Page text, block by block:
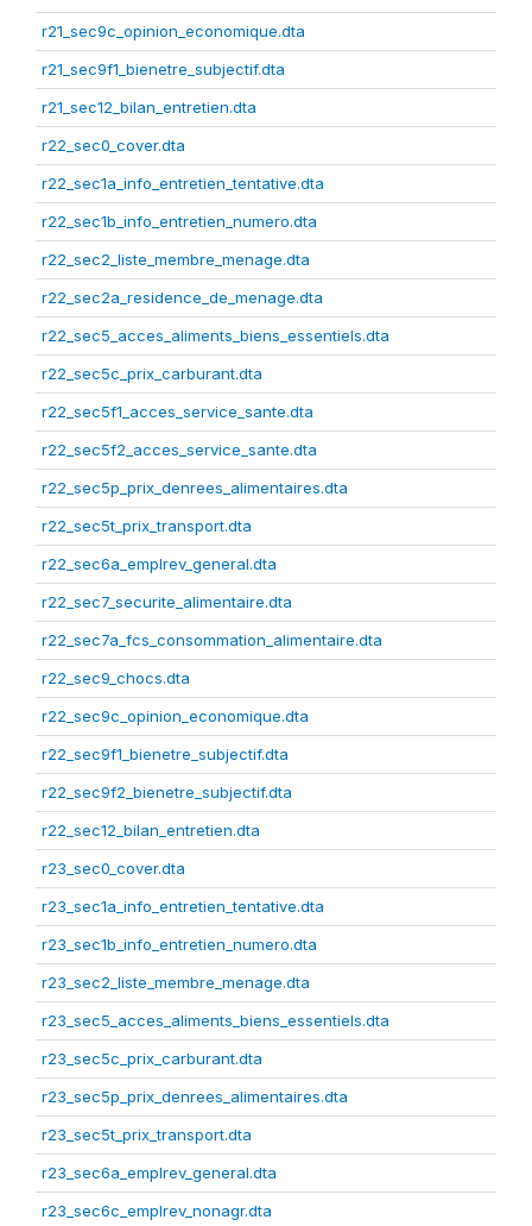
r21_sec9c_opinion_economique.dta
r21_sec9f1_bienetre_subjectif.dta
r21_sec12_bilan_entretien.dta
r22_sec0_cover.dta
r22_sec1a_info_entretien_tentative.dta
r22_sec1b_info_entretien_numero.dta
r22_sec2_liste_membre_menage.dta
r22_sec2a_residence_de_menage.dta
r22_sec5_acces_aliments_biens_essentiels.dta
r22_sec5c_prix_carburant.dta
r22_sec5f1_acces_service_sante.dta
r22_sec5f2_acces_service_sante.dta
r22_sec5p_prix_denrees_alimentaires.dta
r22_sec5t_prix_transport.dta
r22_sec6a_emplrev_general.dta
r22_sec7_securite_alimentaire.dta
r22_sec7a_fcs_consommation_alimentaire.dta
r22_sec9_chocs.dta
r22_sec9c_opinion_economique.dta
r22_sec9f1_bienetre_subjectif.dta
r22_sec9f2_bienetre_subjectif.dta
r22_sec12_bilan_entretien.dta
r23_sec0_cover.dta
r23_sec1a_info_entretien_tentative.dta
r23_sec1b_info_entretien_numero.dta
r23_sec2_liste_membre_menage.dta
r23_sec5_acces_aliments_biens_essentiels.dta
r23_sec5c_prix_carburant.dta
r23_sec5p_prix_denrees_alimentaires.dta
r23_sec5t_prix_transport.dta
r23_sec6a_emplrev_general.dta
r23_sec6c_emplrev_nonagr.dta